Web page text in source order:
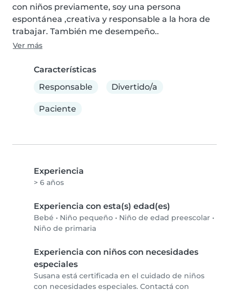
con niños previamente, soy una persona
espontánea ,creativa y responsable a la hora de
trabajar. También me desempeño..
Ver más
Características
Responsable
Divertido/a
Paciente
Experiencia
> 6 años
Experiencia con esta(s) edad(es)
Bebé • Niño pequeño • Niño de edad preescolar •
Niño de primaria
Experiencia con niños con necesidades
especiales
Susana está certificada en el cuidado de niños
con necesidades especiales. Contactá con